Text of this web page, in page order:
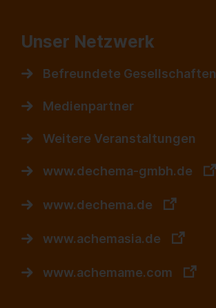
Unser Netzwerk
Befreundete Gesellschaften
Medienpartner
Weitere Veranstaltungen
www.dechema-gmbh.de
www.dechema.de
www.achemasia.de
www.achemame.com